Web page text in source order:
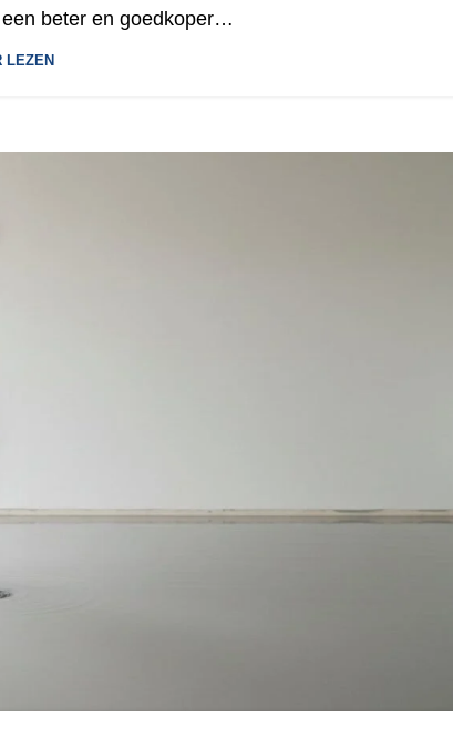
beter en goedkoper…
LEZEN